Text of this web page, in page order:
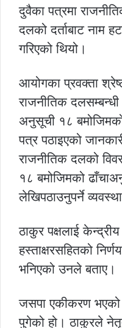
दुवैका पत्रमा
दलको दर्ताबाट नाम
गरिएको थियो।
आयोगका प्रवक्ता
राजनीतिक
अनुसूची १८
पत्र पठाइएको
राजनीतिक दलको
१८ बमोजिमको
लेखिपठाउनुपर्ने
ठाकुर पक्षलाई
हस्ताक्षरसहितको
भनिएको उनले बताए।
जसपा एकीकरण भएको
पुगेको हो। ठाकुरले